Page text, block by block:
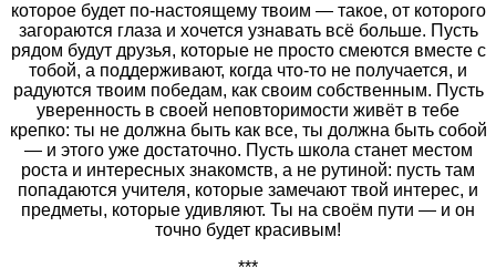
которое будет по-настоящему твоим — такое, от которого
загораются глаза и хочется узнавать всё больше. Пусть
рядом будут друзья, которые не просто смеются вместе с
тобой, а поддерживают, когда что-то не получается, и
радуются твоим победам, как своим собственным. Пусть
уверенность в своей неповторимости живёт в тебе
крепко: ты не должна быть как все, ты должна быть собой
— и этого уже достаточно. Пусть школа станет местом
роста и интересных знакомств, а не рутиной: пусть там
попадаются учителя, которые замечают твой интерес, и
предметы, которые удивляют. Ты на своём пути — и он
точно будет красивым!
***